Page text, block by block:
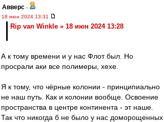
Авверс -
18 июн 2024 13:31
Rip van Winkle » 18 июн 2024 13:28
А к тому времени и у нас Флот был. Но
просрали аки все полимеры, хехе.
Я к тому, что чёрные колонии - принципиально
не наш путь. Как и колонии вообще. Освоение
пространства в центре континента - эт наше.
Так что никогда б не было у нас доморощенных